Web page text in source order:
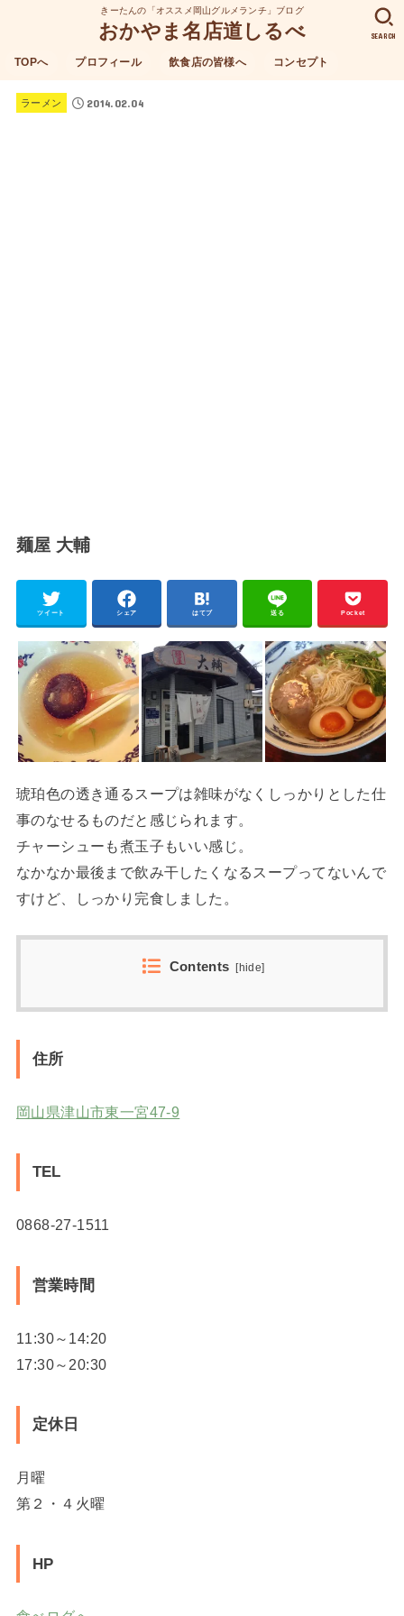
きーたんの「オススメ岡山グルメランチ」ブログ
おかやま名店道しるべ
TOPへ プロフィール 飲食店の皆様へ コンセプト
SEARCH
ラーメン 2014.02.04
麺屋 大輔
ツイート シェア はてブ 送る Pocket
琥珀色の透き通るスープは雑味がなくしっかりとした仕
事のなせるものだと感じられます。
チャーシューも煮玉子もいい感じ。
なかなか最後まで飲み干したくなるスープってないんで
すけど、しっかり完食しました。
Contents [hide]
住所
岡山県津山市東一宮47-9
TEL
0868-27-1511
営業時間
11:30～14:20
17:30～20:30
定休日
月曜
第２・４火曜
HP